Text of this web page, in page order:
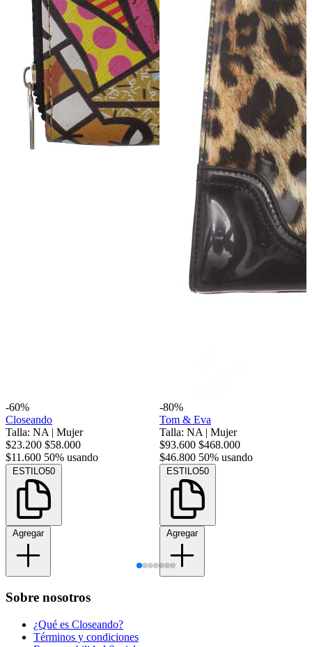
-60%
Closeando
Talla: NA | Mujer
$23.200 $58.000
$11.600 50% usando
ESTILO50
Agregar
-80%
Tom & Eva
Talla: NA | Mujer
$93.600 $468.000
$46.800 50% usando
ESTILO50
Agregar
Sobre nosotros
¿Qué es Closeando?
Términos y condiciones